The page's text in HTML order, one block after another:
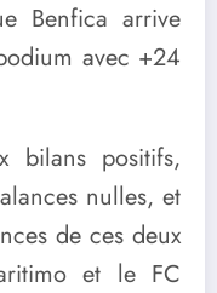
Benfica arrive
avec +24
bilans positifs,
nulles, et
de ces deux
et le FC